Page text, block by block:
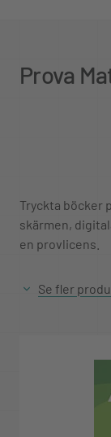
Prova
Tryckta böcker
skärmen,
en provlicens.
Provperioden
Se fler